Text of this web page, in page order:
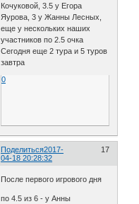
Кочуковой, 3.5 у Егора
Яурова, 3 у Жанны Лесных,
еще у нескольких наших
участников по 2.5 очка
Сегодня еще 2 тура и 5 туров
завтра
0
Поделиться 17
2017-
04-18 20:28:32
После первого игрового дня
по 4.5 из 6 - у Анны